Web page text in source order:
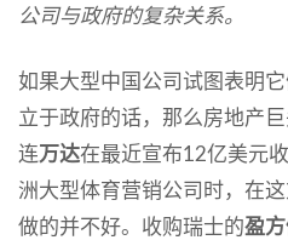
公司与政府的复杂关系。
如果大型中国公司试图表明
立于政府的话，那么房地产
连万达在最近宣布12亿美元
洲大型体育营销公司时，在
做的并不好。收购瑞士的盈